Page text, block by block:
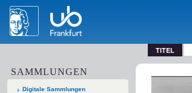
TITEL
SAMMLUNGEN
Digitale Sammlungen